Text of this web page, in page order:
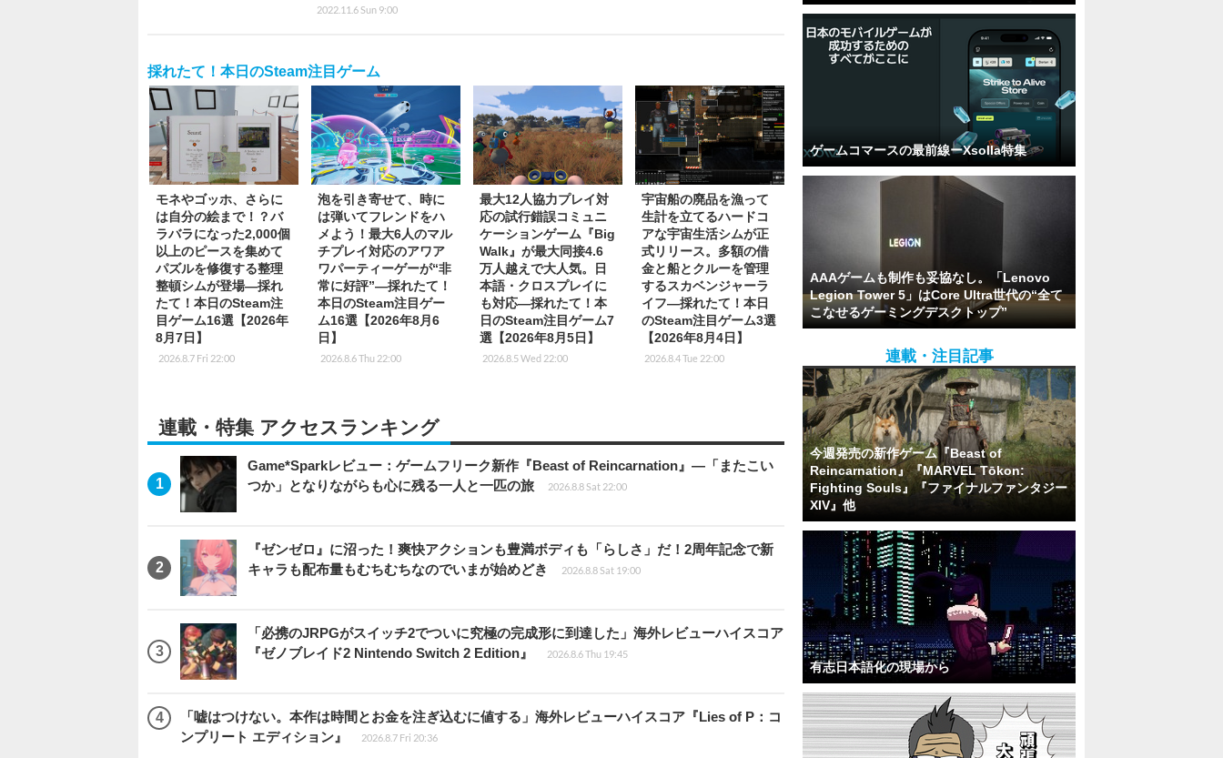
2022.11.6 Sun 9:00
採れたて！本日のSteam注目ゲーム
モネやゴッホ、さらに
は自分の絵まで！？バ
ラバラになった2,000個
以上のピースを集めて
パズルを修復する整理
整頓シムが登場―採れ
たて！本日のSteam注
目ゲーム16選【2026年
8月7日】
2026.8.7 Fri 22:00
泡を引き寄せて、時に
は弾いてフレンドをハ
メよう！最大6人のマル
チプレイ対応のアワア
ワパーティーゲーが“非
常に好評”―採れたて！
本日のSteam注目ゲー
ム16選【2026年8月6
日】
2026.8.6 Thu 22:00
最大12人協力プレイ対
応の試行錯誤コミュニ
ケーションゲーム『Big
Walk』が最大同接4.6
万人越えで大人気。日
本語・クロスプレイに
も対応―採れたて！本
日のSteam注目ゲーム7
選【2026年8月5日】
2026.8.5 Wed 22:00
宇宙船の廃品を漁って
生計を立てるハードコ
アな宇宙生活シムが正
式リリース。多額の借
金と船とクルーを管理
するスカベンジャーラ
イフ―採れたて！本日
のSteam注目ゲーム3選
【2026年8月4日】
2026.8.4 Tue 22:00
連載・特集 アクセスランキング
Game*Sparkレビュー：ゲームフリーク新作『Beast of Reincarnation』―「またこい
つか」となりながらも心に残る一人と一匹の旅
2026.8.8 Sat 22:00
『ゼンゼロ』に沼った！爽快アクションも豊満ボディも「らしさ」だ！2周年記念で新
キャラも配布量もむちむちなのでいまが始めどき
2026.8.8 Sat 19:00
「必携のJRPGがスイッチ2でついに究極の完成形に到達した」海外レビューハイスコア
『ゼノブレイド2 Nintendo Switch 2 Edition』
2026.8.6 Thu 19:45
「嘘はつけない。本作は時間とお金を注ぎ込むに値する」海外レビューハイスコア『Lies of P：コ
ンプリート エディション』
2026.8.7 Fri 20:36
ゲームコマースの最前線ーXsolla特集
AAAゲームも制作も妥協なし。「Lenovo
Legion Tower 5」はCore Ultra世代の“全て
こなせるゲーミングデスクトップ”
連載・注目記事
今週発売の新作ゲーム『Beast of
Reincarnation』『MARVEL Tōkon:
Fighting Souls』『ファイナルファンタジー
XIV』他
有志日本語化の現場から